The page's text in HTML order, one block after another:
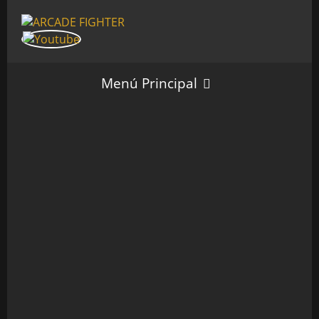
Menú Principal